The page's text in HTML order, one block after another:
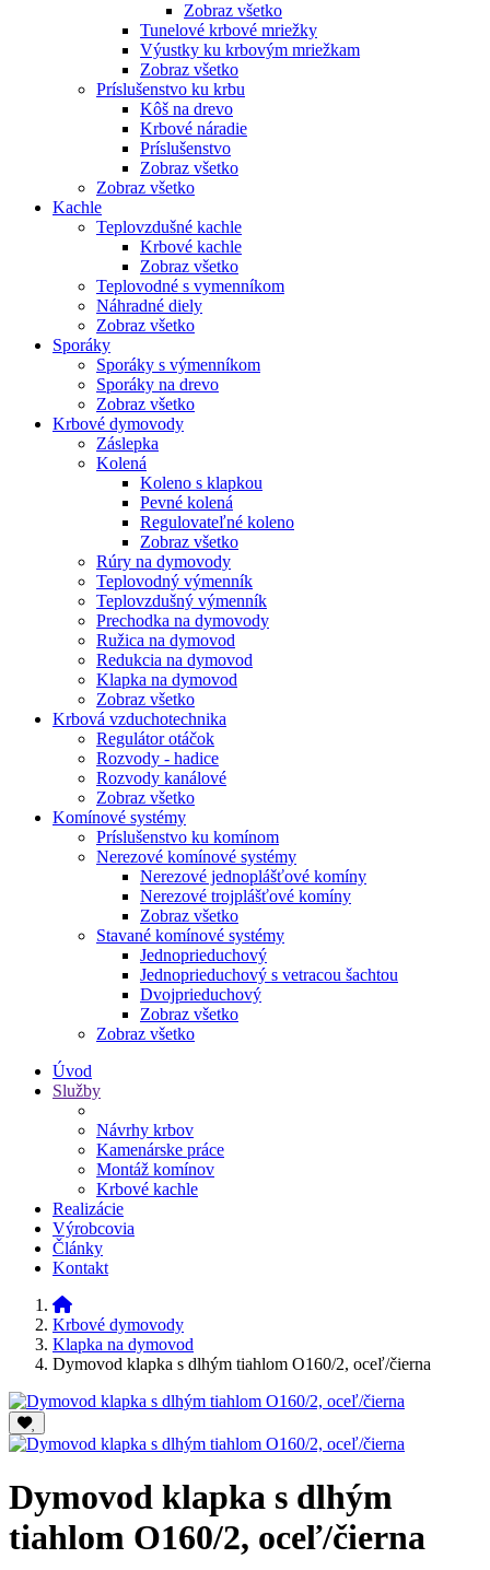
Zobraz všetko
Tunelové krbové mriežky
Výustky ku krbovým mriežkam
Zobraz všetko
Príslušenstvo ku krbu
Kôš na drevo
Krbové náradie
Príslušenstvo
Zobraz všetko
Zobraz všetko
Kachle
Teplovzdušné kachle
Krbové kachle
Zobraz všetko
Teplovodné s vymenníkom
Náhradné diely
Zobraz všetko
Sporáky
Sporáky s výmenníkom
Sporáky na drevo
Zobraz všetko
Krbové dymovody
Záslepka
Kolená
Koleno s klapkou
Pevné kolená
Regulovateľné koleno
Zobraz všetko
Rúry na dymovody
Teplovodný výmenník
Teplovzdušný výmenník
Prechodka na dymovody
Ružica na dymovod
Redukcia na dymovod
Klapka na dymovod
Zobraz všetko
Krbová vzduchotechnika
Regulátor otáčok
Rozvody - hadice
Rozvody kanálové
Zobraz všetko
Komínové systémy
Príslušenstvo ku komínom
Nerezové komínové systémy
Nerezové jednoplášťové komíny
Nerezové trojplášťové komíny
Zobraz všetko
Stavané komínové systémy
Jednoprieduchový
Jednoprieduchový s vetracou šachtou
Dvojprieduchový
Zobraz všetko
Zobraz všetko
Úvod
Služby
Návrhy krbov
Kamenárske práce
Montáž komínov
Krbové kachle
Realizácie
Výrobcovia
Články
Kontakt
Krbové dymovody
Klapka na dymovod
Dymovod klapka s dlhým tiahlom O160/2, oceľ/čierna
Dymovod klapka s dlhým
tiahlom O160/2, oceľ/čierna